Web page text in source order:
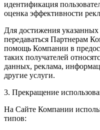
идентификация
оценка эффективности
Для достижения
передаваться Партнерам
помощь Компании в
таких получателей
данных, реклама,
другие услуги.
3. Прекращение
На Сайте Компании
типов: